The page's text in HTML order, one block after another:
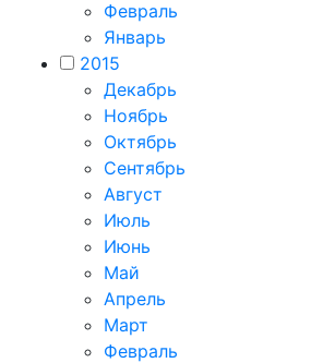
Февраль
Январь
2015
Декабрь
Ноябрь
Октябрь
Сентябрь
Август
Июль
Июнь
Май
Апрель
Март
Февраль